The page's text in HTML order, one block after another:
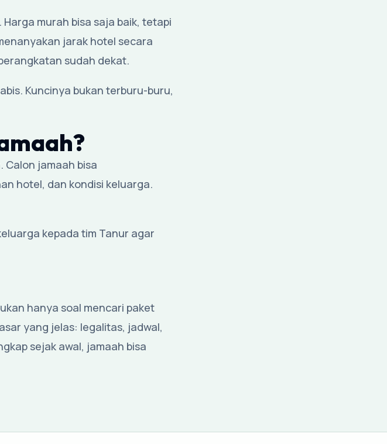
murah bisa saja baik, tetapi
jarak hotel secara
sudah dekat.
Kuncinya bukan terburu-buru,
Calon jamaah bisa
hotel, dan kondisi keluarga.
kepada tim Tanur agar
hanya soal mencari paket
yang jelas: legalitas, jadwal,
sejak awal, jamaah bisa